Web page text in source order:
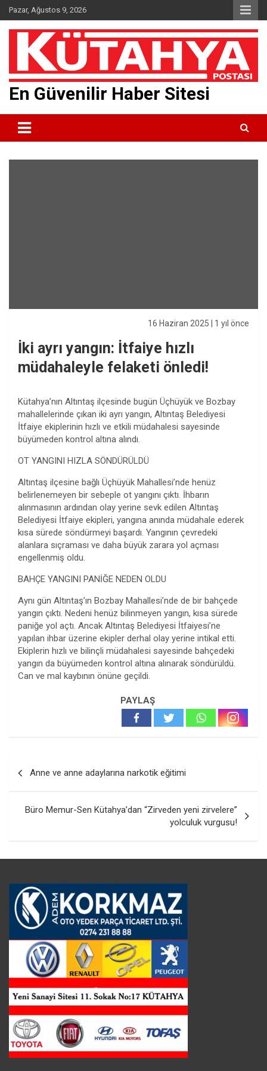
Skip
to
content
Pazar, Ağustos 9, 2026
En Güvenilir Haber Sitesi
16 Haziran 2025 | 1 yıl önce
İki ayrı yangın: İtfaiye hızlı
müdahaleyle felaketi önledi!
Kütahya’nın Altıntaş ilçesinde bugün Üçhüyük ve Bozbay
mahallelerinde çıkan iki ayrı yangın, Altıntaş Belediyesi
İtfaiye ekiplerinin hızlı ve etkili müdahalesi sayesinde
büyümeden kontrol altına alındı.
OT YANGINI HIZLA SÖNDÜRÜLDÜ
Altıntaş ilçesine bağlı Üçhüyük Mahallesi’nde henüz
belirlenemeyen bir sebeple ot yangını çıktı. İhbarın
alınmasının ardından olay yerine sevk edilen Altıntaş
Belediyesi İtfaiye ekipleri, yangına anında müdahale ederek
kısa sürede söndürmeyi başardı. Yangının çevredeki
alanlara sıçraması ve daha büyük zarara yol açması
engellenmiş oldu.
BAHÇE YANGINI PANİĞE NEDEN OLDU
Aynı gün Altıntaş’ın Bozbay Mahallesi’nde de bir bahçede
yangın çıktı. Nedeni henüz bilinmeyen yangın, kısa sürede
paniğe yol açtı. Ancak Altıntaş Belediyesi İtfaiyesi’ne
yapılan ihbar üzerine ekipler derhal olay yerine intikal etti.
Ekiplerin hızlı ve bilinçli müdahalesi sayesinde bahçedeki
yangın da büyümeden kontrol altına alınarak söndürüldü.
Can ve mal kaybının önüne geçildi.
PAYLAŞ
Anne ve anne adaylarına narkotik eğitimi
Büro Memur-Sen Kütahya’dan “Zirveden yeni zirvelere”
yolculuk vurgusu!